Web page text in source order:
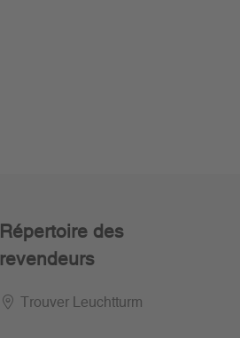
Répertoire des
revendeurs
Trouver Leuchtturm